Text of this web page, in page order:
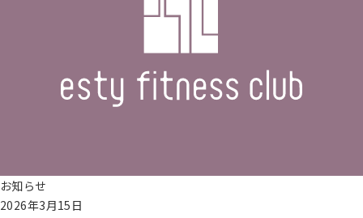
お知らせ
2026年3月15日